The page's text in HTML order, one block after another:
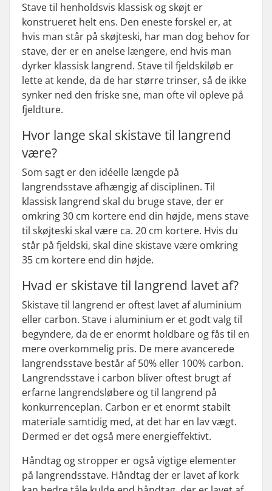
Stave til henholdsvis klassisk og skøjt er
konstrueret helt ens. Den eneste forskel er, at
hvis man står på skøjteski, har man dog behov for
stave, der er en anelse længere, end hvis man
dyrker klassisk langrend. Stave til fjeldskiløb er
lette at kende, da de har større trinser, så de ikke
synker ned den friske sne, man ofte vil opleve på
fjeldture.
Hvor lange skal skistave til langrend
være?
Som sagt er den idéelle længde på
langrendsstave afhængig af disciplinen. Til
klassisk langrend skal du bruge stave, der er
omkring 30 cm kortere end din højde, mens stave
til skøjteski skal være ca. 20 cm kortere. Hvis du
står på fjeldski, skal dine skistave være omkring
35 cm kortere end din højde.
Hvad er skistave til langrend lavet af?
Skistave til langrend er oftest lavet af aluminium
eller carbon. Stave i aluminium er et godt valg til
begyndere, da de er enormt holdbare og fås til en
mere overkommelig pris. De mere avancerede
langrendsstave består af 50% eller 100% carbon.
Langrendsstave i carbon bliver oftest brugt af
erfarne langrendsløbere og til langrend på
konkurrenceplan. Carbon er et enormt stabilt
materiale samtidig med, at det har en lav vægt.
Dermed er det også mere energieffektivt.
Håndtag og stropper er også vigtige elementer
på langrendsstave. Håndtag der er lavet af kork